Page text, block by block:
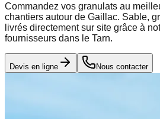
Commandez vos granulats au
chantiers autour de Gaillac. Sable,
livrés directement sur site grâce à
fournisseurs dans le Tarn.
Devis en ligne Nous contacter